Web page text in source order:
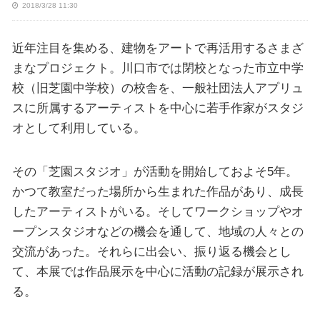
2018/3/28 11:30
近年注目を集める、建物をアートで再活用するさまざ
まなプロジェクト。川口市では閉校となった市立中学
校（旧芝園中学校）の校舎を、一般社団法人アプリュ
スに所属するアーティストを中心に若手作家がスタジ
オとして利用している。
その「芝園スタジオ」が活動を開始しておよそ5年。
かつて教室だった場所から生まれた作品があり、成長
したアーティストがいる。そしてワークショップやオ
ープンスタジオなどの機会を通して、地域の人々との
交流があった。それらに出会い、振り返る機会とし
て、本展では作品展示を中心に活動の記録が展示され
る。